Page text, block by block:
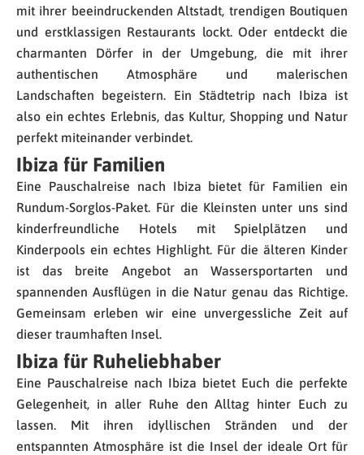
mit ihrer beeindruckenden Altstadt, trendigen Boutiquen
und erstklassigen Restaurants lockt. Oder entdeckt die
charmanten Dörfer in der Umgebung, die mit ihrer
authentischen Atmosphäre und malerischen
Landschaften begeistern. Ein Städtetrip nach Ibiza ist
also ein echtes Erlebnis, das Kultur, Shopping und Natur
perfekt miteinander verbindet.
Ibiza für Familien
Eine Pauschalreise nach Ibiza bietet für Familien ein
Rundum-Sorglos-Paket. Für die Kleinsten unter uns sind
kinderfreundliche Hotels mit Spielplätzen und
Kinderpools ein echtes Highlight. Für die älteren Kinder
ist das breite Angebot an Wassersportarten und
spannenden Ausflügen in die Natur genau das Richtige.
Gemeinsam erleben wir eine unvergessliche Zeit auf
dieser traumhaften Insel.
Ibiza für Ruheliebhaber
Eine Pauschalreise nach Ibiza bietet Euch die perfekte
Gelegenheit, in aller Ruhe den Alltag hinter Euch zu
lassen. Mit ihren idyllischen Stränden und der
entspannten Atmosphäre ist die Insel der ideale Ort für